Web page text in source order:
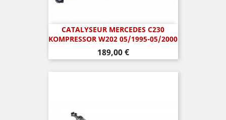
CATALYSEUR MERCEDES C230
KOMPRESSOR W202 05/1995-05/2000
Prix
189,00 €